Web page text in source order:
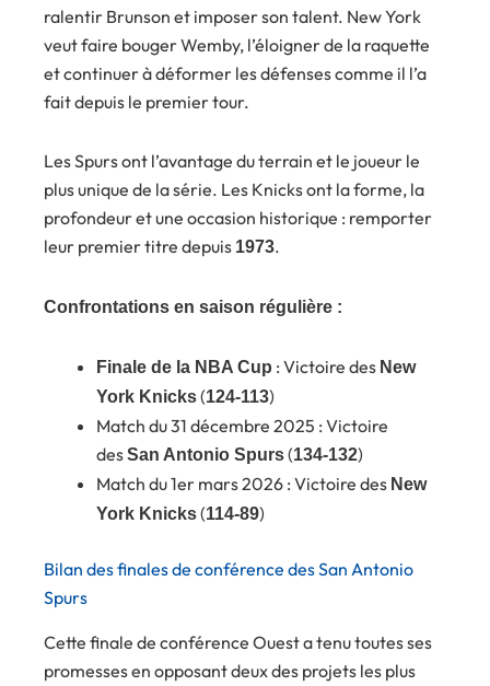
ralentir Brunson et imposer son talent. New York
veut faire bouger Wemby, l’éloigner de la raquette
et continuer à déformer les défenses comme il l’a
fait depuis le premier tour.
Les Spurs ont l’avantage du terrain et le joueur le
plus unique de la série. Les Knicks ont la forme, la
profondeur et une occasion historique : remporter
leur premier titre depuis 1973.
Confrontations en saison régulière :
Finale de la NBA Cup : Victoire des New
York Knicks(124-113)
Match du 31 décembre 2025 : Victoire
desSan Antonio Spurs(134-132)
Match du 1er mars 2026 : Victoire des New
York Knicks(114-89)
Bilan des finales de conférence des San Antonio
Spurs
Cette finale de conférence Ouest a tenu toutes ses
promesses en opposant deux des projets les plus